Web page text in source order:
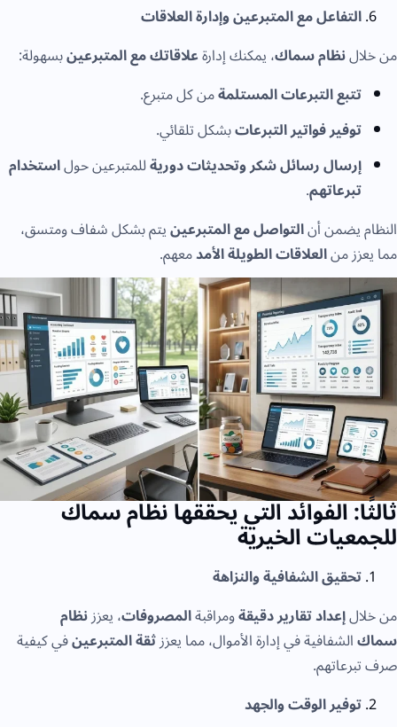
التفاعل مع المتبرعين وإدارة العلاقات
نظام سماك، يمكنك إدارةعلاقاتك مع المتبرعينبسهولة:
تتبع التبرعات المستلمةمن كل متبرع.
توفير فواتير التبرعاتبشكل تلقائي.
إرسال رسائل شكر وتحديثات دوريةللمتبرعين حولاستخدام
تبرعاتهم.
يضمن أنالتواصل مع المتبرعينيتم بشكل شفاف ومتسق،
منالعلاقات الطويلة الأمدمعهم.
الفوائد التي يحققها نظام سماك
الخيرية
تحقيق الشفافية والنزاهة
إعداد تقارير دقيقةومراقبةالمصروفات، يعززنظام
الشفافية في إدارة الأموال، مما يعززثقة المتبرعينفي كيفية
توفير الوقت والجهد